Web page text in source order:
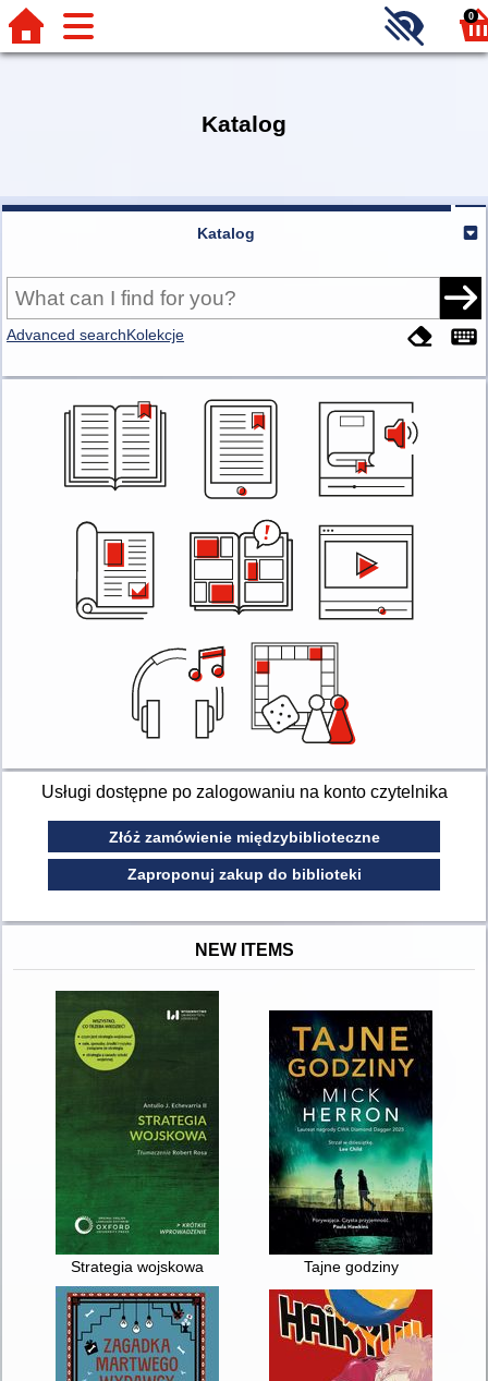
0
Katalog
Katalog
Advanced searchKolekcje
Usługi dostępne po zalogowaniu na konto czytelnika
Złóż zamówienie międzybiblioteczne
Zaproponuj zakup do biblioteki
NEW ITEMS
Strategia wojskowa Tajne godziny